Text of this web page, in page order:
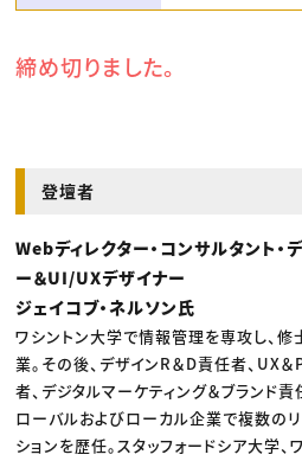
締め切りました。
登壇者
Webディレクター・コンサルタント・
ー＆UI/UXデザイナー
ジェイコブ・ネルソン氏
ワシントン大学で情報管理を専攻し、修
業。その後、デザインR＆D責任者、UX
者、デジタルマーケティング＆ブランド責
ローバルおよびローカル企業で複数の
ションを歴任。スタッフォードシア大学、